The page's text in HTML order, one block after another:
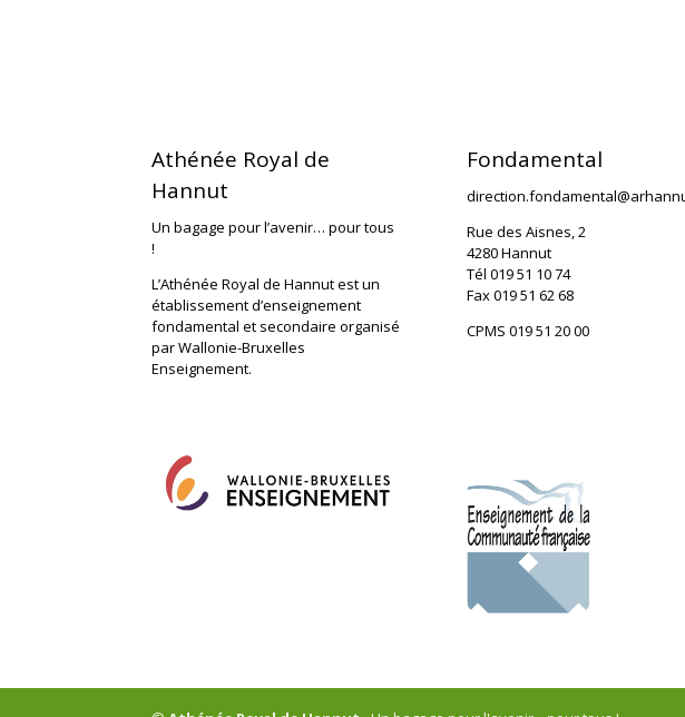
Athénée Royal de
Hannut
Un bagage pour l’avenir… pour tous
!
L’Athénée Royal de Hannut est un
établissement d’enseignement
fondamental et secondaire organisé
par Wallonie-Bruxelles
Enseignement.
Fondamental
Rue des Aisnes, 2
4280 Hannut
Tél 019 51 10 74
Fax 019 51 62 68
CPMS 019 51 20 00